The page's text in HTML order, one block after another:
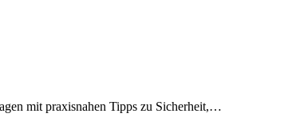
mit praxisnahen Tipps zu Sicherheit,…